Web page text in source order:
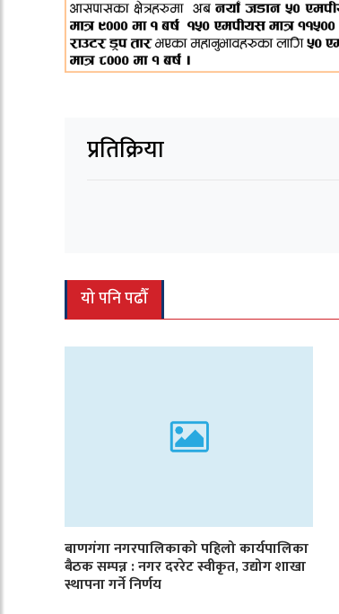
प्रतिक्रिया
यो पनि पढौँ
बाणगंगा नगरपालिकाको पहिलो कार्यपालिका
बैठक सम्पन्न : नगर दररेट स्वीकृत, उद्योग शाखा
स्थापना गर्ने निर्णय